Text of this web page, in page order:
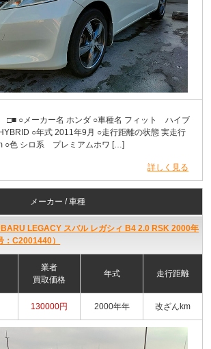
○メーカー名 ホンダ ○車種名 フィット ハイブ
○年式 2011年9月 ○走行距離の状態 実走行
○色 シロ系 プレミアムホワ […]
詳しく見る
メーカー / 車種
LEGACY スバル レガシィ B4 2.0 RSK 2000年
C2001440）
業者
買取価格
年式 走行距離
130000円 2000年年 改ざんkm